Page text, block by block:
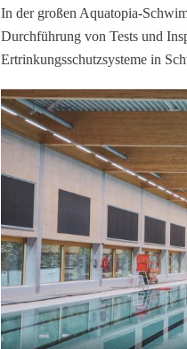
In der großen Aquatopia-
Durchführung von Tests und
Ertrinkungsschutzsysteme in